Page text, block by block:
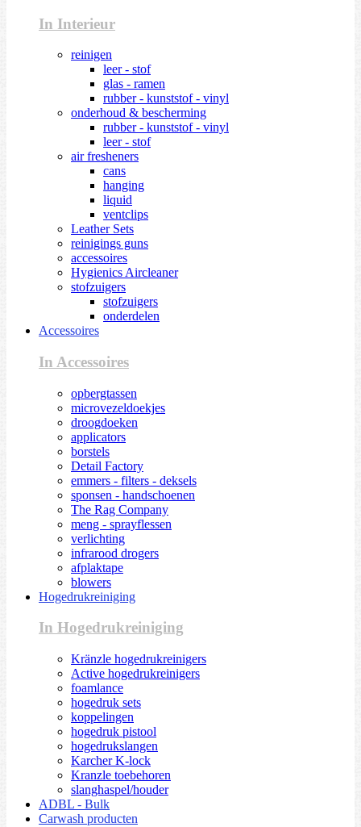
In Interieur
reinigen
leer - stof
glas - ramen
rubber - kunststof - vinyl
onderhoud & bescherming
rubber - kunststof - vinyl
leer - stof
air fresheners
cans
hanging
liquid
ventclips
Leather Sets
reinigings guns
accessoires
Hygienics Aircleaner
stofzuigers
stofzuigers
onderdelen
Accessoires
In Accessoires
opbergtassen
microvezeldoekjes
droogdoeken
applicators
borstels
Detail Factory
emmers - filters - deksels
sponsen - handschoenen
The Rag Company
meng - sprayflessen
verlichting
infrarood drogers
afplaktape
blowers
Hogedrukreiniging
In Hogedrukreiniging
Kränzle hogedrukreinigers
Active hogedrukreinigers
foamlance
hogedruk sets
koppelingen
hogedruk pistool
hogedrukslangen
Karcher K-lock
Kranzle toebehoren
slanghaspel/houder
ADBL - Bulk
Carwash producten